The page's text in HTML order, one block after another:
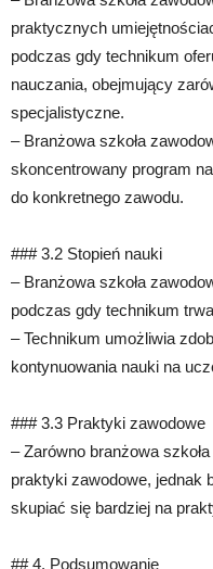
praktycznych
podczas gdy technikum
nauczania, obejmujący
specjalistyczne.
– Branżowa szkoła
skoncentrowany program
do konkretnego zawodu.
### 3.2 Stopień nauki
– Branżowa szkoła
podczas gdy technikum
– Technikum umożliwia
kontynuowania nauki na
### 3.3 Praktyki zawodowe
– Zarówno branżowa
praktyki zawodowe, jednak
skupiać się bardziej na
## 4. Podsumowanie